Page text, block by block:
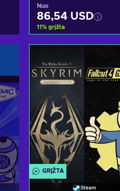
Nuo
86,54 USD
11% grįžta
Peržiūrėti pasiūlymus
GRĮŽTA
Steam